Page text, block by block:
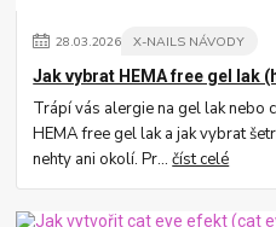
28.03.2026 X-NAILS NÁVODY
Jak vybrat HEMA free gel lak
Trápí vás alergie na gel lak nebo
HEMA free gel lak a jak vybrat
nehty ani okolí. Pr...číst celé